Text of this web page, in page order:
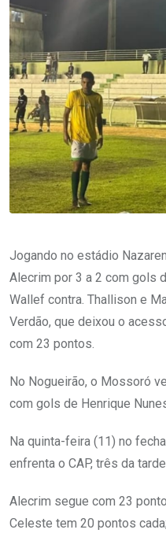
Jogando no estádio
Alecrim por 3 a 2 com gols
Wallef contra. Thallison e
Verdão, que deixou o
com 23 pontos.
No Nogueirão, o Mossoró
com gols de Henrique
Na quinta-feira (11) no
enfrenta o CAP, três da
Alecrim segue com 23
Celeste tem 20 pontos